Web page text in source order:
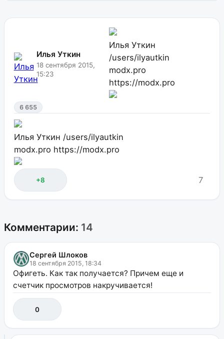
Илья Уткин
18 сентября 2015,
15:23
Илья Уткин
/users/ilyautkin
modx.pro
https://modx.pro
6 655
Илья Уткин /users/ilyautkin
modx.pro https://modx.pro
+8 7
Комментарии: 14
Сергей Шлоков
18 сентября 2015, 18:34
Офигеть. Как так получается? Причем еще и
счетчик просмотров накручивается!
0